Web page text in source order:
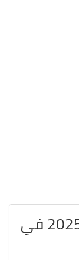
سعر الذهب بتاريخ 18-07-2025 في